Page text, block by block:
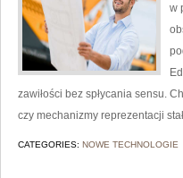
w
zawiłości bez spłycania sensu.
czy mechanizmy reprezentacji
CATEGORIES: NOWE TECHNOLOGIE